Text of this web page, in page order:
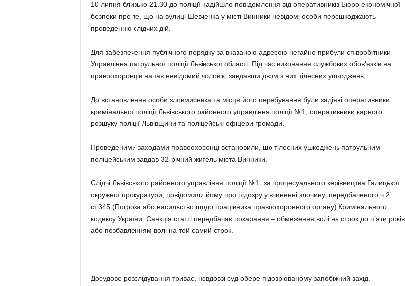
10 липня близько 21.30 до поліції надійшло повідомлення від оперативників Бюро економічної
безпеки про те, що на вулиці Шевченка у місті Винники невідомі особи перешкоджають
проведенню слідчих дій.
Для забезпечення публічного порядку за вказаною адресою негайно прибули співробітники
Управління патрульної поліції Львівської області. Під час виконання службових обов’язків на
правоохоронців напав невідомий чоловік, завдавши двом з них тілесних ушкоджень.
До встановлення особи зловмисника та місця його перебування були задіяні оперативники
кримінальної поліції Львівського районного управління поліції №1, оперативники карного
розшуку поліції Львівщини та поліцейські офіцери громади.
Проведеними заходами правоохоронці встановили, що тілесних ушкоджень патрульним
поліцейським завдав 32-річний житель міста Винники.
Слідчі Львівського районного управління поліції №1, за процесуального керівництва Галицької
окружної прокуратури, повідомили йому про підозру у вчиненні злочину, передбаченого ч.2
ст.345 (Погроза або насильство щодо працівника правоохоронного органу) Кримінального
кодексу України. Санкція статті передбачає покарання – обмеження волі на строк до п’яти років
або позбавленням волі на той самий строк.
Досудове розслідування триває, невдовзі суд обере підозрюваному запобіжний захід.